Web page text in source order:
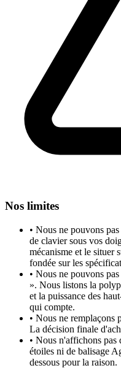
Nos limites
• Nous ne pouvons
de clavier sous vos
mécanisme et le situer
fondée sur les
• Nous ne pouvons
». Nous listons la
et la puissance des
qui compte.
• Nous ne remplaçons
La décision finale
• Nous n'affichons pas
étoiles ni de balisage
dessous pour la raison.